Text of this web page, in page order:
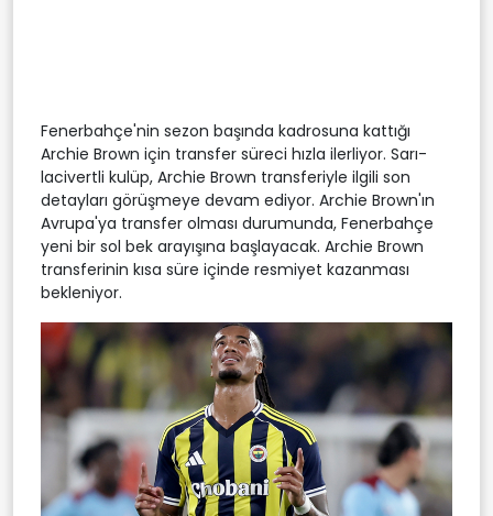
Fenerbahçe'nin sezon başında kadrosuna kattığı
Archie Brown için transfer süreci hızla ilerliyor. Sarı-
lacivertli kulüp, Archie Brown transferiyle ilgili son
detayları görüşmeye devam ediyor. Archie Brown'ın
Avrupa'ya transfer olması durumunda, Fenerbahçe
yeni bir sol bek arayışına başlayacak. Archie Brown
transferinin kısa süre içinde resmiyet kazanması
bekleniyor.